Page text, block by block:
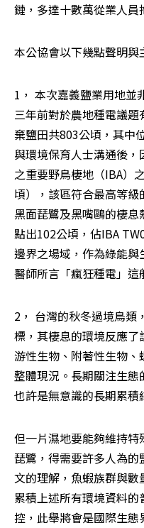
鏈，多達十數萬從業人員
本公協會以下幾點聲明與
1， 本次嘉義鹽業用地
三年前對於農地種電議
棄鹽田共803公頃，其中
與環境保育人士溝通後
之重要野鳥棲地（IBA）
頃），該區符合最高等
黑面琵鷺及黑嘴鷗的棲
點出102公頃，佔IBA
邊界之場域，作為綠能
醫師所言「瘋狂種電」這
2， 台灣的秋冬過境鳥
標，其棲息的環境反應
游性生物、附著性生物
整體現況。長期關注生
也許是無意識的長期累積
但一片濕地要能夠維持
琵鷺，得需要許多人為
文的理解，魚蝦族群與
累積上述所有環境資料
控，此舉將會是國際生態